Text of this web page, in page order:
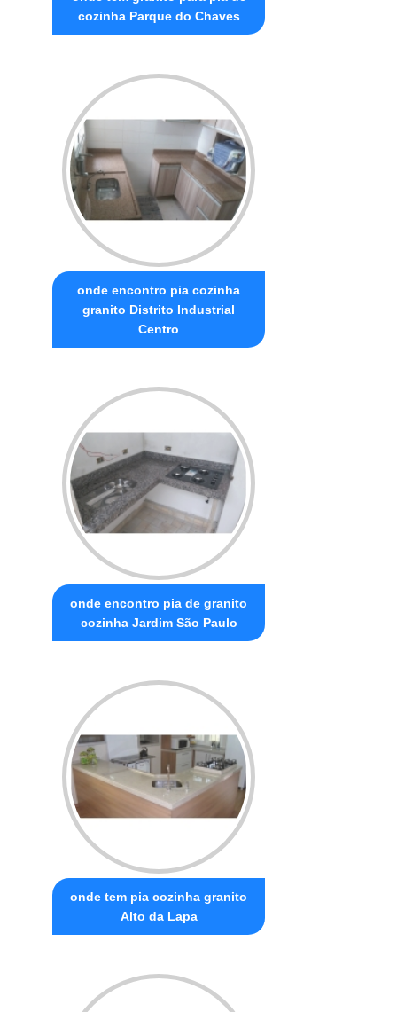
cozinha Parque do Chaves
onde encontro pia cozinha
granito Distrito Industrial
Centro
onde encontro pia de granito
cozinha Jardim São Paulo
onde tem pia cozinha granito
Alto da Lapa